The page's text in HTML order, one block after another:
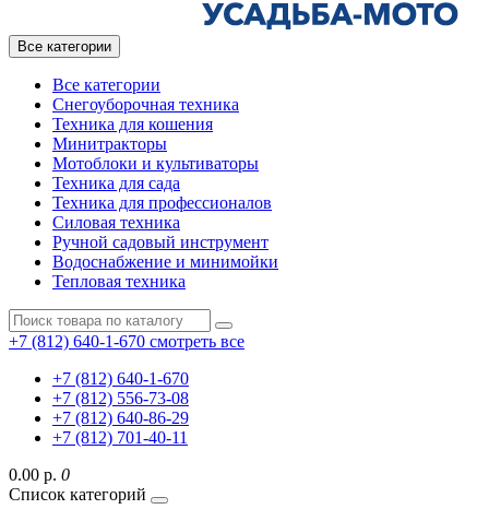
Все категории
Все категории
Снегоуборочная техника
Техника для кошения
Минитракторы
Мотоблоки и культиваторы
Техника для сада
Техника для профессионалов
Силовая техника
Ручной садовый инструмент
Водоснабжение и минимойки
Тепловая техника
+7 (812) 640-1-670 смотреть все
+7 (812) 640-1-670
+7 (812) 556-73-08
+7 (812) 640-86-29
+7 (812) 701-40-11
0.00 р. 0
Список категорий